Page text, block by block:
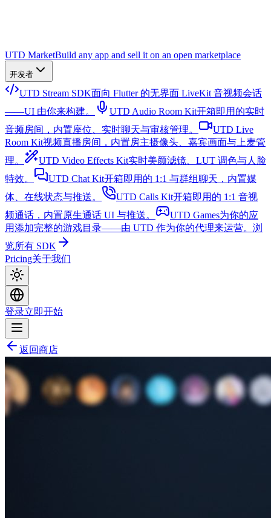
UTD MarketBuild any app and sell it on an open marketplace
开发者
UTD Stream SDK面向 Flutter 的无界面 LiveKit 音视频会话
——UI 由你来构建。
UTD Audio Room Kit开箱即用的实时
音频房间，内置座位、实时聊天与审核管理。
UTD Live
Room Kit视频直播房间，内置房主摄像头、嘉宾画面与上麦管
理。
UTD Video Effects Kit实时美颜滤镜、LUT 调色与人脸
特效。
UTD Chat Kit开箱即用的 1:1 与群组聊天，内置媒
体、在线状态与推送。
UTD Calls Kit开箱即用的 1:1 音视
频通话，内置原生通话 UI 与推送。
UTD Games为你的应
用添加完整的游戏目录——由 UTD 作为你的代理来运营。 浏
览所有 SDK
Pricing关于我们
登录立即开始
返回商店